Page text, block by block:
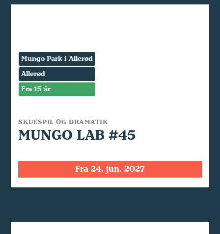
Mungo Park i Allerød
Allerød
Fra 15 år
SKUESPIL OG DRAMATIK
MUNGO LAB #45
Fra 24. jun. 2027